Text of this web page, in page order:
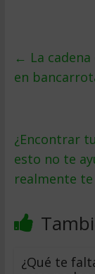
← La
en
¿Encontrar
esto no te
realmente
¿Qué te